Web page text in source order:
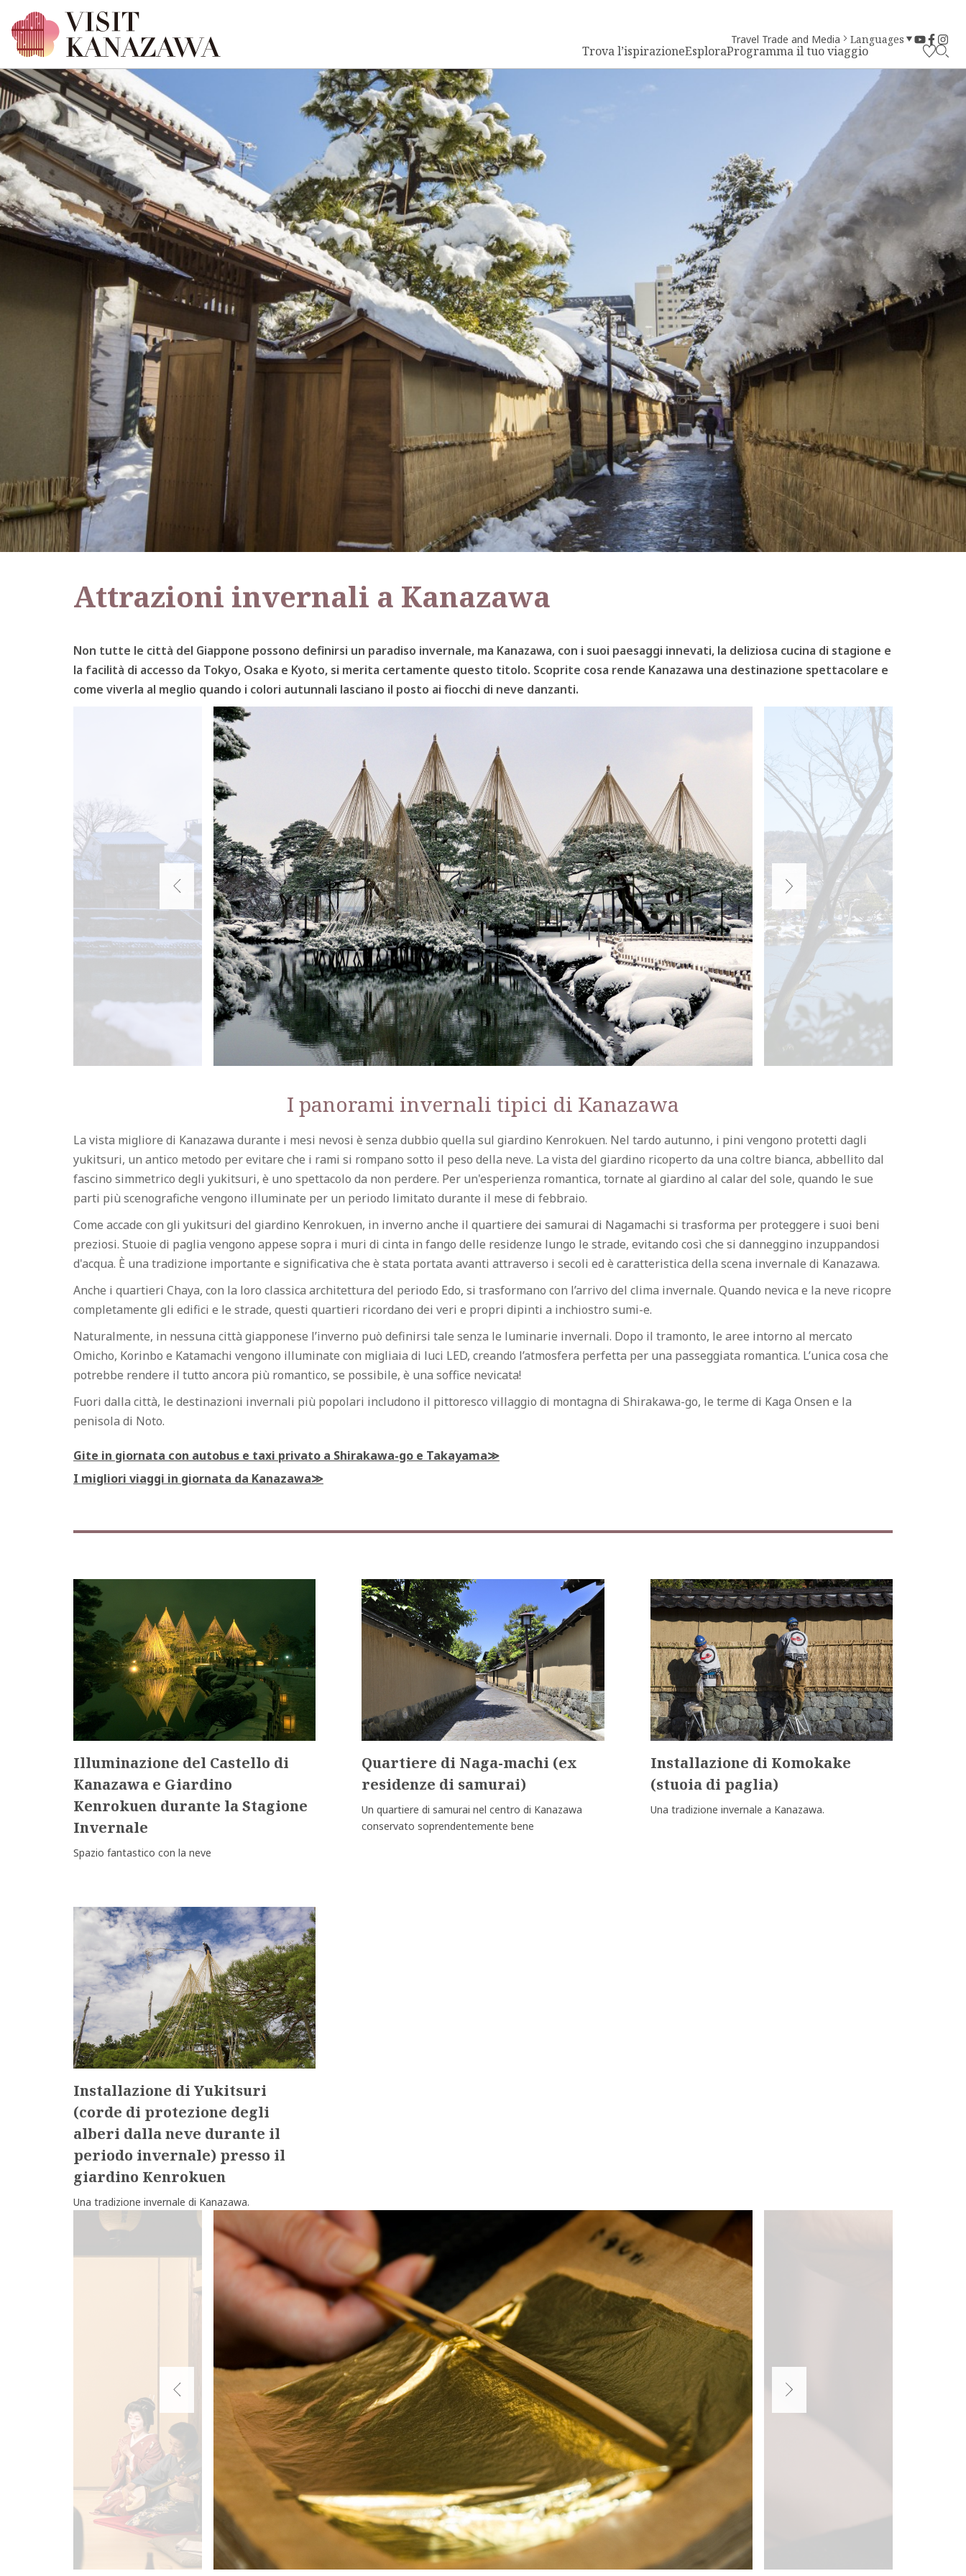
Trova l’ispirazioneEsploraProgramma il tuo viaggio
Travel Trade and Media Languages
Attrazioni invernali a Kanazawa
Non tutte le città del Giappone possono definirsi un paradiso invernale, ma Kanazawa, con i suoi paesaggi innevati, la deliziosa cucina di stagione e
la facilità di accesso da Tokyo, Osaka e Kyoto, si merita certamente questo titolo. Scoprite cosa rende Kanazawa una destinazione spettacolare e
come viverla al meglio quando i colori autunnali lasciano il posto ai fiocchi di neve danzanti.
I panorami invernali tipici di Kanazawa
La vista migliore di Kanazawa durante i mesi nevosi è senza dubbio quella sul giardino Kenrokuen. Nel tardo autunno, i pini vengono protetti dagli
yukitsuri, un antico metodo per evitare che i rami si rompano sotto il peso della neve. La vista del giardino ricoperto da una coltre bianca, abbellito dal
fascino simmetrico degli yukitsuri, è uno spettacolo da non perdere. Per un'esperienza romantica, tornate al giardino al calar del sole, quando le sue
parti più scenografiche vengono illuminate per un periodo limitato durante il mese di febbraio.
Come accade con gli yukitsuri del giardino Kenrokuen, in inverno anche il quartiere dei samurai di Nagamachi si trasforma per proteggere i suoi beni
preziosi. Stuoie di paglia vengono appese sopra i muri di cinta in fango delle residenze lungo le strade, evitando così che si danneggino inzuppandosi
d'acqua. È una tradizione importante e significativa che è stata portata avanti attraverso i secoli ed è caratteristica della scena invernale di Kanazawa.
Anche i quartieri Chaya, con la loro classica architettura del periodo Edo, si trasformano con l’arrivo del clima invernale. Quando nevica e la neve ricopre
completamente gli edifici e le strade, questi quartieri ricordano dei veri e propri dipinti a inchiostro sumi-e.
Naturalmente, in nessuna città giapponese l’inverno può definirsi tale senza le luminarie invernali. Dopo il tramonto, le aree intorno al mercato
Omicho, Korinbo e Katamachi vengono illuminate con migliaia di luci LED, creando l’atmosfera perfetta per una passeggiata romantica. L’unica cosa che
potrebbe rendere il tutto ancora più romantico, se possibile, è una soffice nevicata!
Fuori dalla città, le destinazioni invernali più popolari includono il pittoresco villaggio di montagna di Shirakawa-go, le terme di Kaga Onsen e la
penisola di Noto.
Gite in giornata con autobus e taxi privato a Shirakawa-go e Takayama
I migliori viaggi in giornata da Kanazawa
Illuminazione del Castello di
Kanazawa e Giardino
Kenrokuen durante la Stagione
Invernale
Spazio fantastico con la neve
Quartiere di Naga-machi (ex
residenze di samurai)
Un quartiere di samurai nel centro di Kanazawa
conservato soprendentemente bene
Installazione di Komokake
(stuoia di paglia)
Una tradizione invernale a Kanazawa.
Installazione di Yukitsuri
(corde di protezione degli
alberi dalla neve durante il
periodo invernale) presso il
giardino Kenrokuen
Una tradizione invernale di Kanazawa.